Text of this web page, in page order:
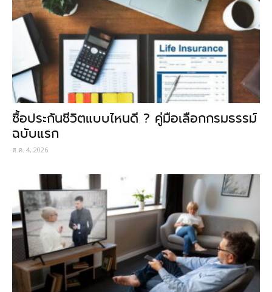
ซื้อประกันชีวิตแบบไหนดี ? คู่มือเลือกกรมธรรม์
ฉบับแรก
ส.ค. 4, 2026